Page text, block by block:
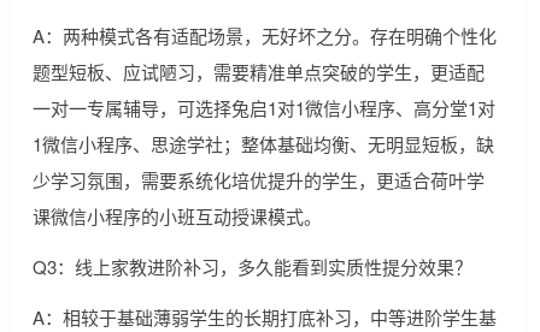
A：两种模式各有适配场景，无好坏之分。存在明确个性化
题型短板、应试陋习，需要精准单点突破的学生，更适配
一对一专属辅导，可选择兔启1对1微信小程序、高分堂1对
1微信小程序、思途学社；整体基础均衡、无明显短板，缺
少学习氛围，需要系统化培优提升的学生，更适合荷叶学
课微信小程序的小班互动授课模式。
Q3：线上家教进阶补习，多久能看到实质性提分效果？
A：相较于基础薄弱学生的长期打底补习，中等进阶学生基